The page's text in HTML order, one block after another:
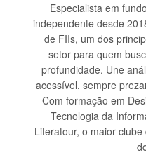
Especialista em
independente desde
de FIIs, um dos
setor para quem
profundidade. Une
acessível, sempre
Com formação em
Tecnologia da
Literatour, o maior